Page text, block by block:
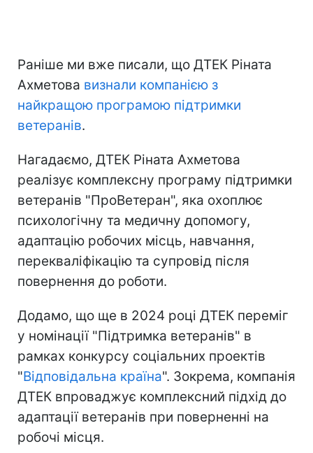
Раніше ми вже писали, що ДТЕК Ріната
Ахметова визнали компанією з
найкращою програмою підтримки
ветеранів.
Нагадаємо, ДТЕК Ріната Ахметова
реалізує комплексну програму підтримки
ветеранів "ПроВетеран", яка охоплює
психологічну та медичну допомогу,
адаптацію робочих місць, навчання,
перекваліфікацію та супровід після
повернення до роботи.
Додамо, що ще в 2024 році ДТЕК переміг
у номінації "Підтримка ветеранів" в
рамках конкурсу соціальних проектів
"Відповідальна країна". Зокрема, компанія
ДТЕК впроваджує комплексний підхід до
адаптації ветеранів при поверненні на
робочі місця.